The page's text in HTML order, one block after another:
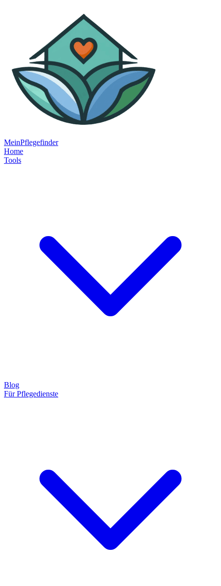
MeinPflegefinder
Home
Tools
Blog
Für Pflegedienste